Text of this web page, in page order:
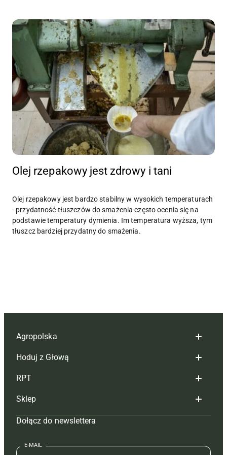
Olej rzepakowy jest zdrowy i tani
Olej rzepakowy jest bardzo stabilny w wysokich temperaturach
- przydatność tłuszczów do smażenia często ocenia się na
podstawie temperatury dymienia. Im temperatura wyższa, tym
tłuszcz bardziej przydatny do smażenia.
Agropolska
Redakcja
Reklama
Tagi
Mapa serwisu
Kontakt
Hoduj z Głową
Hoduj z głową bydło
Hoduj z głową świnie
Prenumerata
Redakcja
RPT
Redakcja
Prenumerata
Reklama
Sklep
Czasopisma i prenumerata
Książki
Dołącz do newslettera
E-MAIL